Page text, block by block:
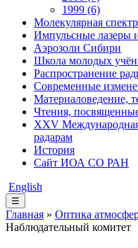
1999 (6)
Молекулярная
Импульсные лазеры
Аэрозоли Сибири
Школа молодых
Распространение
Современные
Материаловедение,
Чтения,
XXV
радарам
История
Сайт ИОА СО РАН
English
☰
Главная » Оптика
Наблюдательный комитет